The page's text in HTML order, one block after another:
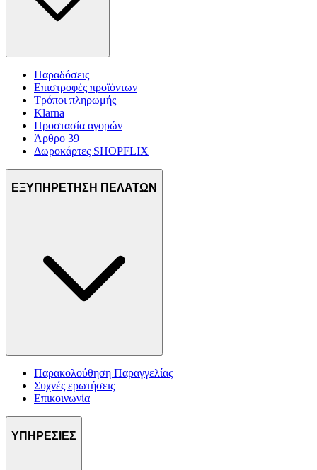
Παραδόσεις
Επιστροφές προϊόντων
Τρόποι πληρωμής
Klarna
Προστασία αγορών
Άρθρο 39
Δωροκάρτες SHOPFLIX
ΕΞΥΠΗΡΕΤΗΣΗ ΠΕΛΑΤΩΝ
Παρακολούθηση Παραγγελίας
Συχνές ερωτήσεις
Επικοινωνία
ΥΠΗΡΕΣΙΕΣ